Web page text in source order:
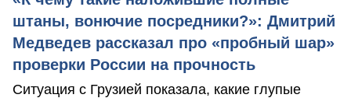
штаны, вонючие посредники?»: Дмитрий
Медведев рассказал про «пробный шар»
проверки России на прочность
Ситуация с Грузией показала, какие глупые